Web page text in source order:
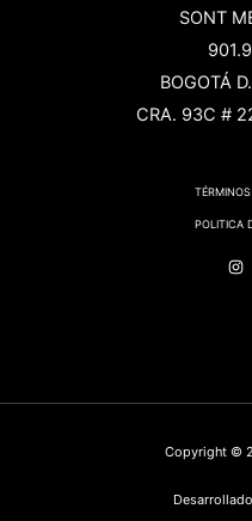
SONT
BOGOTÁ
CRA. 93C #
POLITICA
Copyright ©